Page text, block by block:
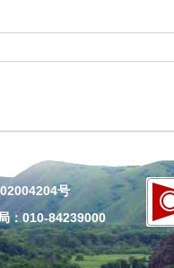
号
：010-84239000